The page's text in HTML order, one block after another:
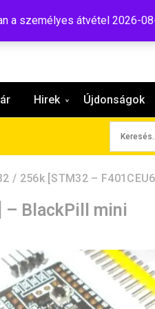
a személyes átvétel 2026-
Hirek Újdonságok
/ 256k [STM32 –
– BlackPill mini